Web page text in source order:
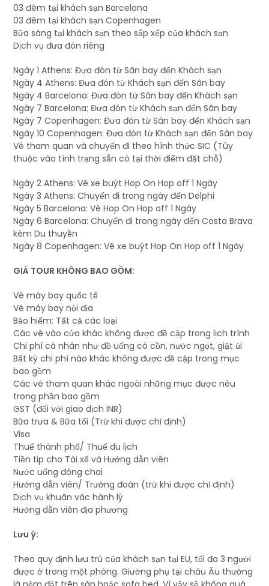
03 đêm tại khách sạn Barcelona
03 đêm tại khách sạn Copenhagen
Bữa sáng tại khách sạn theo sắp xếp của khách sạn
Dịch vụ đưa đón riêng
Ngày 1 Athens: Đưa đón từ Sân bay đến Khách sạn
Ngày 4 Athens: Đưa đón từ Khách sạn đến Sân bay
Ngày 4 Barcelona: Đưa đón từ Sân bay đến Khách sạn
Ngày 7 Barcelona: Đưa đón từ Khách sạn đến Sân bay
Ngày 7 Copenhagen: Đưa đón từ Sân bay đến Khách sạn
Ngày 10 Copenhagen: Đưa đón từ Khách sạn đến Sân bay
Vé tham quan và chuyến đi theo hình thức SIC (Tùy
thuộc vào tình trạng sẵn có tại thời điểm đặt chỗ)
Ngày 2 Athens: Vé xe buýt Hop On Hop off 1 Ngày
Ngày 3 Athens: Chuyến đi trong ngày đến Delphi
Ngày 5 Barcelona: Vé Hop On Hop off 1 Ngày
Ngày 6 Barcelona: Chuyến đi trong ngày đến Costa Brava
kèm Du thuyền
Ngày 8 Copenhagen: Vé xe buýt Hop On Hop off 1 Ngày
GIÁ TOUR KHÔNG BAO GỒM:
Vé máy bay quốc tế
Vé máy bay nội địa
Bảo hiểm: Tất cả các loại
Các vé vào cửa khác không được đề cập trong lịch trình
Chi phí cá nhân như đồ uống có cồn, nước ngọt, giặt ủi
Bất kỳ chi phí nào khác không được đề cập trong mục
bao gồm
Các vé tham quan khác ngoài những mục được nêu
trong phần bao gồm
GST (đối với giao dịch INR)
Bữa trưa & Bữa tối (Trừ khi được chỉ định)
Visa
Thuế thành phố/ Thuế du lịch
Tiền tip cho Tài xế và Hướng dẫn viên
Nước uống đóng chai
Hướng dẫn viên/ Trưởng đoàn (trừ khi được chỉ định)
Dịch vụ khuân vác hành lý
Hướng dẫn viên địa phương
Lưu ý:
Theo quy định lưu trú của khách sạn tại EU, tối đa 3 người
được ở trong một phòng. Giường phụ tại châu Âu thường